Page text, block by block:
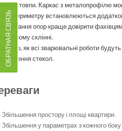
і стовпи. Каркас з металопрофілю
периметру встановлюються
опор краще довірити
склінні.
того, як всі зварювальні роботи
стекол.
простору і площі квартири.
у параметрах з кожного
ОБРАТНАЯ СВЯЗЬ